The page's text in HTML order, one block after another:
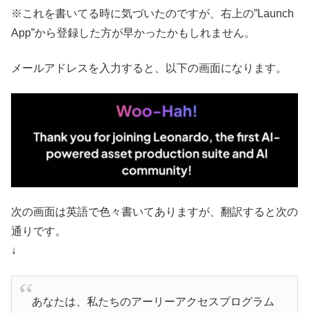
※これを書いてる時に気づいたのですが、右上の”Launch
App”から登録した方が早かったかもしれません。
メールアドレスを入力すると、以下の画面になります。
次の画面は英語で色々書いてありますが、翻訳すると次の
通りです。
↓
あなたは、私たちのアーリーアクセスプログラム